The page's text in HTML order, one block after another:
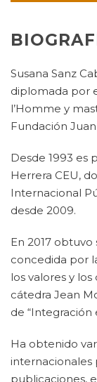
Susana Sanz
diplomada por
l’Homme y
Fundación
Desde 1993 es
Herrera CEU,
Internacional
desde 2009.
En 2017
concedida por
los valores y
cátedra Jean
de “Integración
Ha obtenido
internacionales
publicaciones,